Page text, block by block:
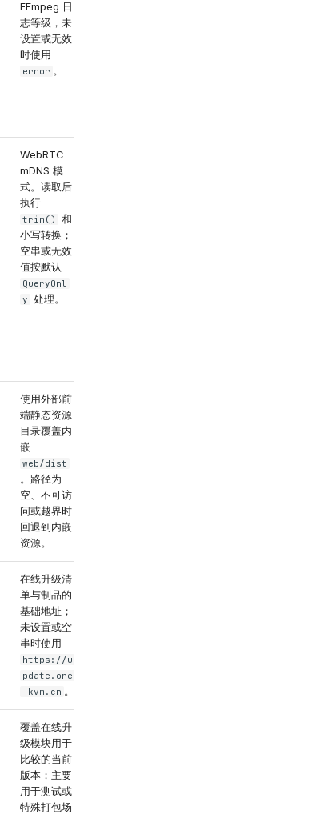
FFmpeg 日
志等级，未
设置或无效
时使用
error 。
WebRTC
mDNS 模
式。读取后
执行
trim()
和
小写转换；
空串或无效
值按默认
QueryOnl
y 处理。
使用外部前
端静态资源
目录覆盖内
嵌
web/dist
。路径为
空、不可访
问或越界时
回退到内嵌
资源。
在线升级清
单与制品的
基础地址；
未设置或空
串时使用
https://u
pdate.one
-kvm.cn 。
覆盖在线升
级模块用于
比较的当前
版本；主要
用于测试或
特殊打包场